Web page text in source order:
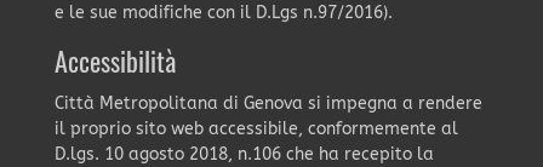
e le sue modifiche con il D.Lgs n.97/2016).
Accessibilità
Città Metropolitana di Genova si impegna a rendere
il proprio sito web accessibile, conformemente al
D.lgs. 10 agosto 2018, n.106 che ha recepito la